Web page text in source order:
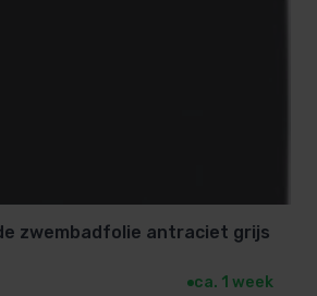
zwembadfolie antraciet grijs
ca. 1 week